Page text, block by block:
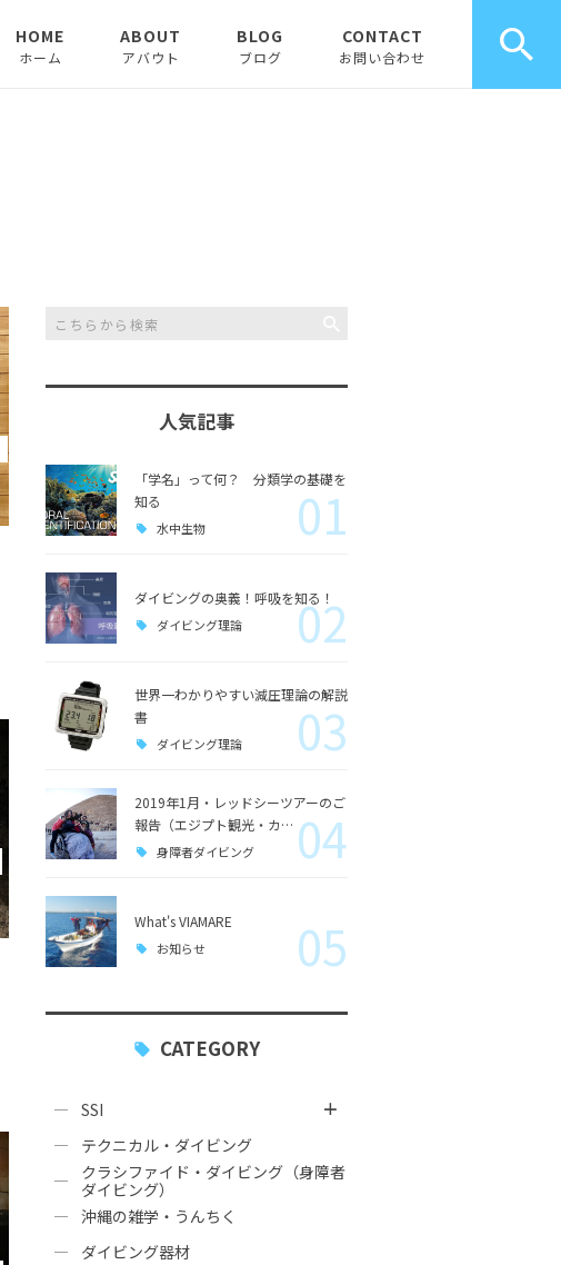
HOME
ホーム
ABOUT
アバウト
BLOG
ブログ
CONTACT
お問い合わせ
人気記事
「学名」って何？ 分類学の基礎を
知る
水中生物 01
ダイビングの奥義！呼吸を知る！
ダイビング理論 02
世界一わかりやすい減圧理論の解説
書
ダイビング理論 03
2019年1月・レッドシーツアーのご
報告（エジプト観光・カ…
身障者ダイビング 04
What's VIAMARE
お知らせ 05
CATEGORY
SSI
テクニカル・ダイビング
クラシファイド・ダイビング（身障者
ダイビング）
沖縄の雑学・うんちく
ダイビング器材